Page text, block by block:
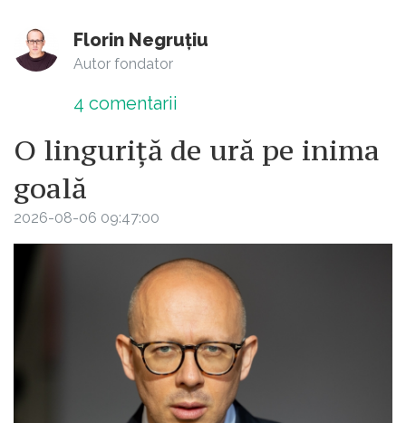
Florin Negruțiu
Autor fondator
4 comentarii
O linguriță de ură pe inima
goală
2026-08-06 09:47:00